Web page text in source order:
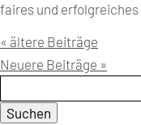
faires und erfolgreiches
« ältere Beiträge
Neuere Beiträge »